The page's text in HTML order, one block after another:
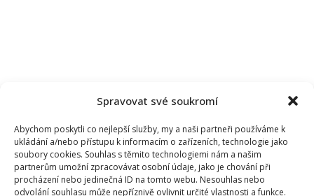
Spravovat své soukromí
Abychom poskytli co nejlepší služby, my a naši partneři používáme k
ukládání a/nebo přístupu k informacím o zařízeních, technologie jako
soubory cookies. Souhlas s těmito technologiemi nám a našim
partnerům umožní zpracovávat osobní údaje, jako je chování při
procházení nebo jedinečná ID na tomto webu. Nesouhlas nebo
odvolání souhlasu může nepříznivě ovlivnit určité vlastnosti a funkce.